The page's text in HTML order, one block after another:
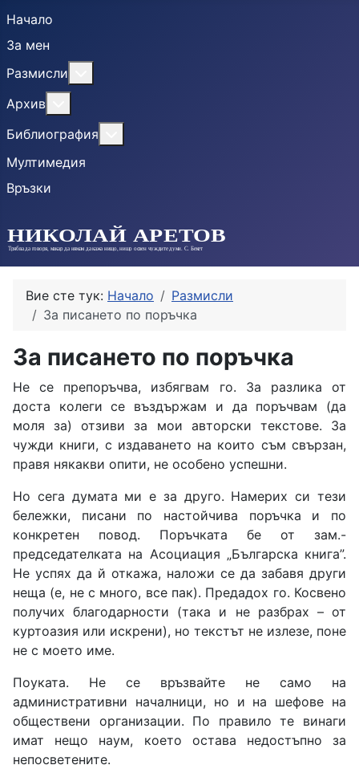
Начало
За мен
Размисли
Архив
Библиография
Мултимедия
Връзки
Вие сте тук: Начало
Размисли
За писането по поръчка
За писането по поръчка
Не се препоръчва, избягвам го. За разлика от
доста колеги се въздържам и да поръчвам (да
моля за) отзиви за мои авторски текстове. За
чужди книги, с издаването на които съм свързан,
правя някакви опити, не особено успешни.
Но сега думата ми е за друго. Намерих си тези
бележки, писани по настойчива поръчка и по
конкретен повод. Поръчката бе от зам.-
председателката на Асоциация „Българска книга”.
Не успях да й откажа, наложи се да забавя други
неща (е, не с много, все пак). Предадох го. Косвено
получих благодарности (така и не разбрах – от
куртоазия или искрени), но текстът не излезе, поне
не с моето име.
Поуката. Не се връзвайте не само на
административни началници, но и на шефове на
обществени организации. По правило те винаги
имат нещо наум, което остава недостъпно за
непосветените.